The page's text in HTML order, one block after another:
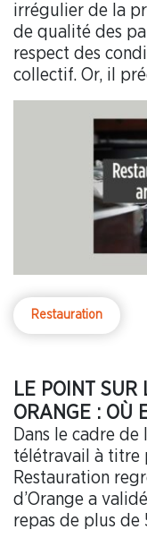
irrégulier de la
de qualité des
respect des
collectif. Or, il
Restauration
LE POINT SUR
ORANGE : OÙ
Dans le cadre de
télétravail à titre
Restauration
d’Orange a
repas de plus de